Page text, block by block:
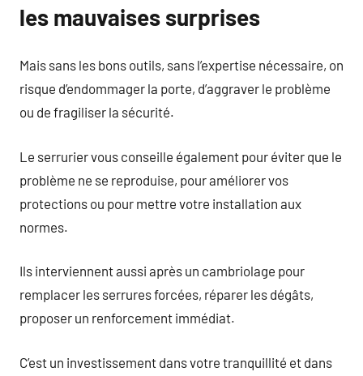
les mauvaises surprises
Mais sans les bons outils, sans l’expertise nécessaire, on
risque d’endommager la porte, d’aggraver le problème
ou de fragiliser la sécurité.
Le serrurier vous conseille également pour éviter que le
problème ne se reproduise, pour améliorer vos
protections ou pour mettre votre installation aux
normes.
Ils interviennent aussi après un cambriolage pour
remplacer les serrures forcées, réparer les dégâts,
proposer un renforcement immédiat.
C’est un investissement dans votre tranquillité et dans